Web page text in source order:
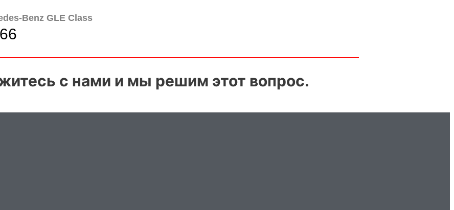
Benz GLE Class
с нами и мы решим этот вопрос.